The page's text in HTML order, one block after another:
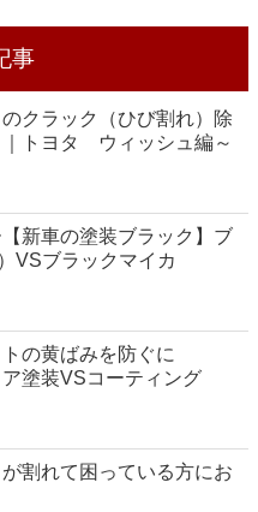
事
クラック（ひび割れ）除
｜トヨタ ウィッシュ編～
新車の塗装ブラック】ブ
VSブラックマイカ
トの黄ばみを防ぐに
塗装VSコーティング
割れて困っている方にお